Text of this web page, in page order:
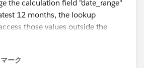
the calculation field "date_range"
12 months, the lookup
those values outside the
the value in December of last year
ーク